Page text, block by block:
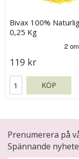
Bivax 100%
0,25 Kg
119 kr
KÖP
Prenumerera på
Spännande